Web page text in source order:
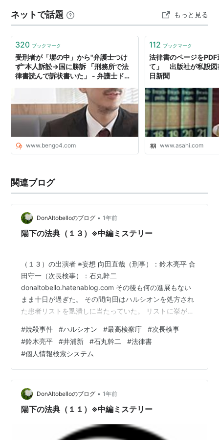
込みだ！」 Amazon Fire TV Cube(キュ…
ネットで話題 もっと見る
320 ブックマーク
受刑者が「塀の中」から"弁護士つけ
ず"本人訴訟→国に勝訴 「刑務所で法
律書読んで訴状書いた」 - 弁護士ドッ
www.bengo4.com
112 ブックマーク
法律書のページを
て」 出版社が私設図
日新聞
www.asahi.com
関連ブログ
DonAltobelloのブログ • 1年前
陽下の法典（１３）※中編ミステリー
（１３）の出演者 ※妄想 向田直哉（刑事）：鈴木亮平 合
田守一（次長検事）：石丸幹二
donaltobello.hatenablog.com その後も何の進展もない
まま十日が過ぎた。 その間向田はハルシオンを処方され
た患者リストを虱潰しに当たっていた。 リストに挙がっ
た量と服用した量が合致した。紛失または記憶違いによ
り処方量と服用量に誤差がある患者が７名にしぼられ
た。 さらに、大幅な誤差のある３名について詳しい調査
が行われることとなった。 緒方誠二３７才は処方された
内の１０錠を知人に提供したことがわかった。その知人
について未使用のハルシオンを同…
#焼殺事件 #ハルシオン #最高検察庁 #次長検事
#鈴木亮平 #井浦新 #石丸幹二 #法律書
#個人情報検索システム
DonAltobelloのブログ • 1年前
陽下の法典（１１）※中編ミステリー